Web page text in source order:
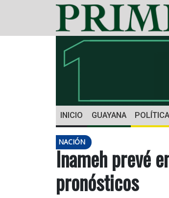
INICIO GUAYANA POLÍTICA
NACIÓN
Inameh prevé
pronósticos